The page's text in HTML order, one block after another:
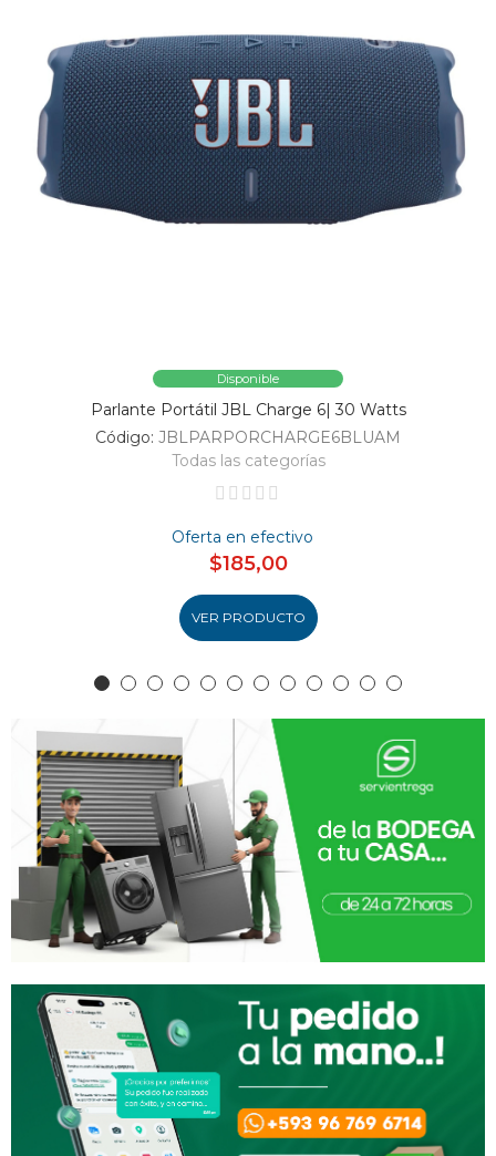
Disponible
Parlante Portátil JBL Charge 6| 30 Watts
Código: JBLPARPORCHARGE6BLUAM
Todas las categorías
Oferta en efectivo
$185,00
VER PRODUCTO